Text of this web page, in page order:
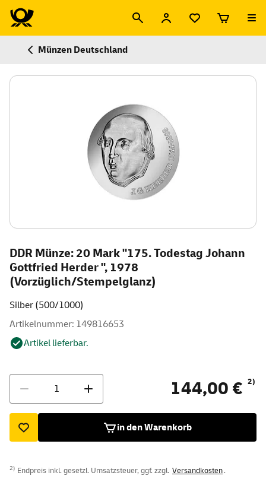
Münzen Deutschland
DDR Münze: 20 Mark "175. Todestag Johann
Gottfried Herder ", 1978
(Vorzüglich/Stempelglanz)
Silber (500/1000)
Artikelnummer: 149816653
Artikel lieferbar.
144,00 € 2)
in den Warenkorb
2) Endpreis inkl. gesetzl. Umsatzsteuer, ggf. zzgl. Versandkosten.